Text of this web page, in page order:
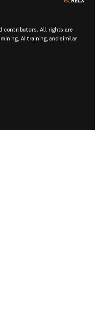
contributors. All rights are
AI training, and similar